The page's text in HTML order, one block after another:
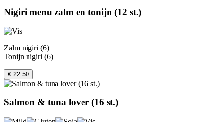
Nigiri menu zalm en tonijn (12 st.)
Zalm nigiri (6)
Tonijn nigiri (6)
€ 22.50
Salmon & tuna lover (16 st.)